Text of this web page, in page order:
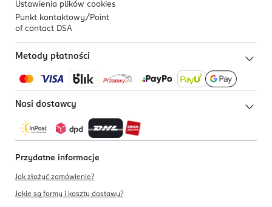
Ustawienia plików cookies
Punkt kontaktowy/ Point
of contact DSA
Metody płatności
Nasi dostawcy
Przydatne informacje
Jak złożyć zamówienie?
Jakie są formy i koszty dostawy?